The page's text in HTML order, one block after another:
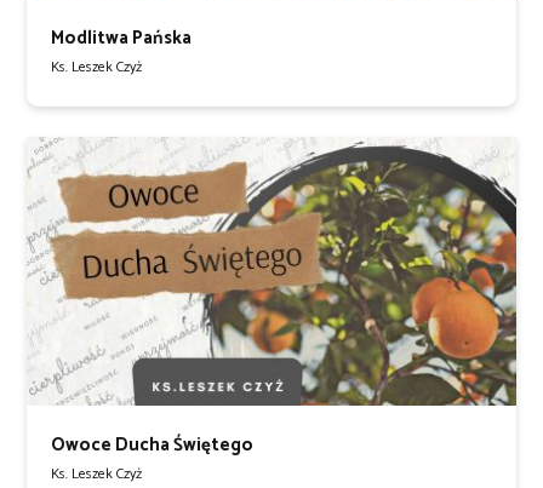
Modlitwa Pańska
Ks. Leszek Czyż
Owoce Ducha Świętego
Ks. Leszek Czyż